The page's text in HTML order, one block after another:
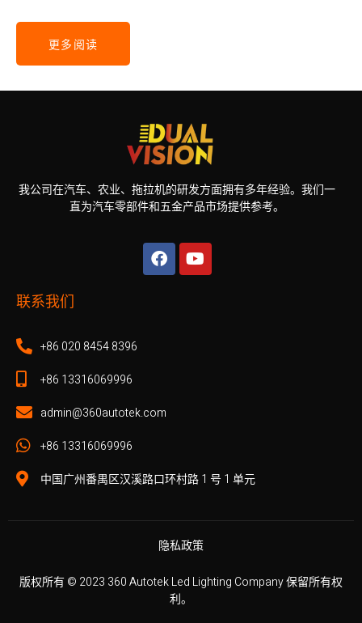
更多阅读
我公司在汽车、农业、拖拉机的研发方面拥有多年经验。我们一
直为汽车零部件和五金产品市场提供参考。
联系我们
+86 020 8454 8396
+86 13316069996
admin@360autotek.com
+86 13316069996
中国广州番禺区汉溪路口环村路 1 号 1 单元
隐私政策
版权所有 © 2023 360 Autotek Led Lighting Company 保留所有权
利。